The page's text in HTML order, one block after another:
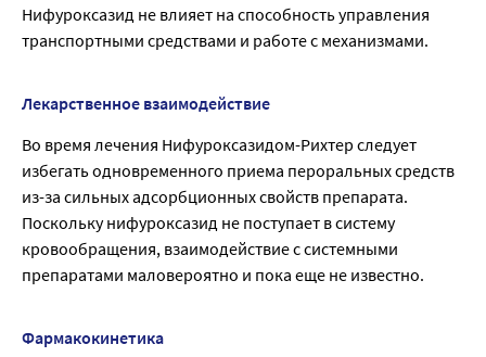
Нифуроксазид не влияет на способность управления
транспортными средствами и работе с механизмами.
Лекарственное взаимодействие
Во время лечения Нифуроксазидом-Рихтер следует
избегать одновременного приема пероральных средств
из-за сильных адсорбционных свойств препарата.
Поскольку нифуроксазид не поступает в систему
кровообращения, взаимодействие с системными
препаратами маловероятно и пока еще не известно.
Фармакокинетика